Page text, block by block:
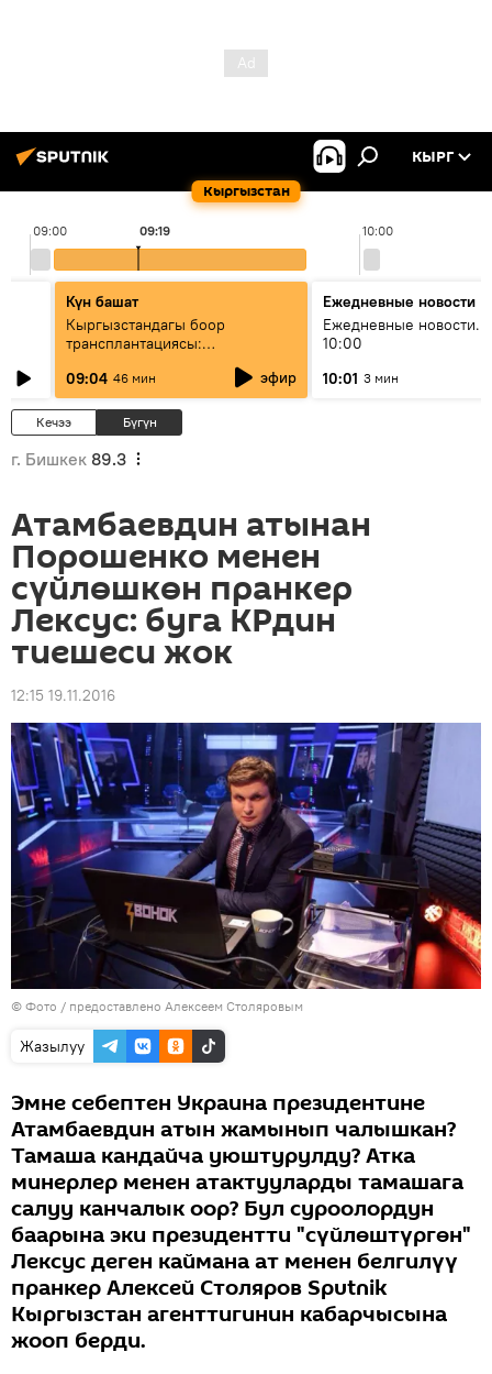
Кыргызстан
КЫРГ
09:00 10:00
09:19
Күн башат
Кыргызстандагы боор
трансплантациясы:
жетишкендиктер жана өнүгүү
келечеги
09:04 46 мин эфир
Ежедневные новости
Ежедневные новости.
10:00
10:01 3 мин
Кечээ Бүгүн
г. Бишкек 89.3
Атамбаевдин атынан
Порошенко менен
сүйлөшкөн пранкер
Лексус: буга КРдин
тиешеси жок
12:15 19.11.2016
© Фото / предоставлено Алексеем Столяровым
Жазылуу
Эмне себептен Украина президентине
Атамбаевдин атын жамынып чалышкан?
Тамаша кандайча уюштурулду? Атка
минерлер менен атактууларды тамашага
салуу канчалык оор? Бул суроолордун
баарына эки президентти "сүйлөштүргөн"
Лексус деген каймана ат менен белгилүү
пранкер Алексей Столяров Sputnik
Кыргызстан агенттигинин кабарчысына
жооп берди.